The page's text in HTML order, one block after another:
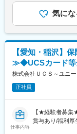
車両を運送会
ンドを組成し
TVCM放送中～
https://
■教育体制：
・入社直後は
・週2回上長と
トします。
年間休日120日
くワークライフ
■当社の魅力：
＜多様な事業展
目安の金額で
給(月額)は固定
気にな
【愛知・稲沢】
≫◆UCSカード等
株式会社ＵＣＳ～ユニ
正社員
仕事内容
【★経験者募集
賞与あり/福利厚